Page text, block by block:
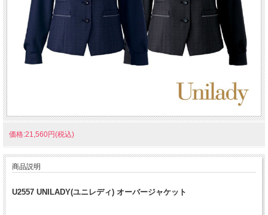
価格:21,560円(税込)
商品説明
U2557 UNILADY(ユニレディ) オーバージャケット